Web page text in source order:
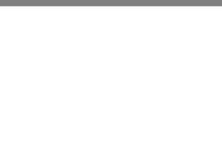
großzügig gestalteten Praxis in
der klassischen
abgestimmte Körperarbeit.
Homepage.